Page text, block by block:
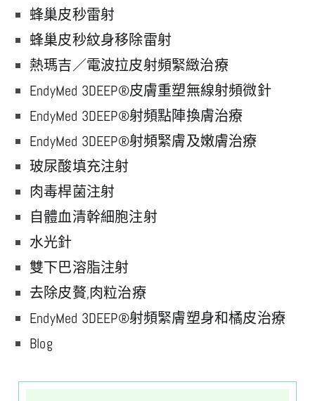
蜂巢皮秒雷射
蜂巢皮秒紋身移除雷射
熱瑪吉／電波拉皮射頻緊緻治療
EndyMed 3DEEP®皮膚重塑無線射頻微針
EndyMed 3DEEP®射頻點陣換膚治療
EndyMed 3DEEP®射頻緊膚及嫩膚治療
玻尿酸填充注射
肉毒桿菌注射
自體血清幹細胞注射
水光針
雙下巴溶脂注射
去除皮贅,肉粒治療
EndyMed 3DEEP®射頻緊膚塑身和橘皮治療
Blog